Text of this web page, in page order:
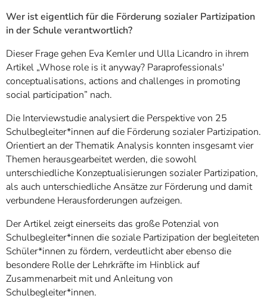
Wer ist eigentlich für die Förderung sozialer Partizipation
in der Schule verantwortlich?
Dieser Frage gehen Eva Kemler und Ulla Licandro in ihrem
Artikel „Whose role is it anyway? Paraprofessionals'
conceptualisations, actions and challenges in promoting
social participation” nach.
Die Interviewstudie analysiert die Perspektive von 25
Schulbegleiter*innen auf die Förderung sozialer Partizipation.
Orientiert an der Thematik Analysis konnten insgesamt vier
Themen herausgearbeitet werden, die sowohl
unterschiedliche Konzeptualisierungen sozialer Partizipation,
als auch unterschiedliche Ansätze zur Förderung und damit
verbundene Herausforderungen aufzeigen.
Der Artikel zeigt einerseits das große Potenzial von
Schulbegleiter*innen die soziale Partizipation der begleiteten
Schüler*innen zu fördern, verdeutlicht aber ebenso die
besondere Rolle der Lehrkräfte im Hinblick auf
Zusammenarbeit mit und Anleitung von
Schulbegleiter*innen.